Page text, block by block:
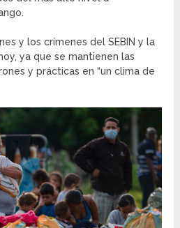
y los crímenes del SEBIN y la
ya que se mantienen las
y prácticas en “un clima de